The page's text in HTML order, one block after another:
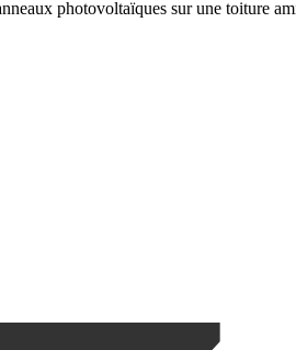
photovoltaïques sur une toiture